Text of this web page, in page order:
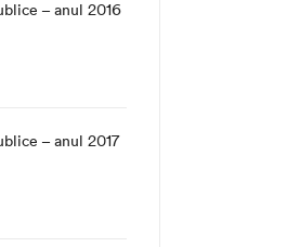
– anul 2016
– anul 2017